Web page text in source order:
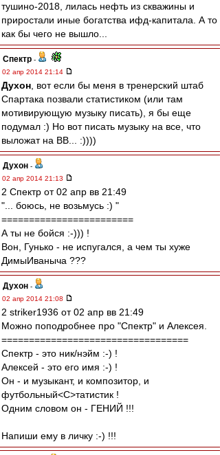
тушино-2018, лилась нефть из скважины и
приростали иные богатства ифд-капитала. А то
как бы чего не вышло...
Спектр -
02 апр 2014 21:14
Духон , вот если бы меня в тренерский штаб
Спартака позвали статистиком (или там
мотивирующую музыку писать), я бы еще
подумал :) Но вот писать музыку на все, что
выложат на ВВ... :))))
Духон -
02 апр 2014 21:13
2 Спектр от 02 апр вв 21:49
"... боюсь, не возьмусь :) "
========================
А ты не бойся :-))) !
Вон, Гунько - не испугался, а чем ты хуже
ДимыИваныча ???
Духон -
02 апр 2014 21:08
2 striker1936 от 02 апр вв 21:49
Можно поподробнее про "Спектр" и Алексея.
==================================
Спектр - это ник/нэйм :-) !
Алексей - это его имя :-) !
Он - и музыкант, и композитор, и
футбольный<C>татистик !
Одним словом он - ГЕНИЙ !!!
Напиши ему в личку :-) !!!